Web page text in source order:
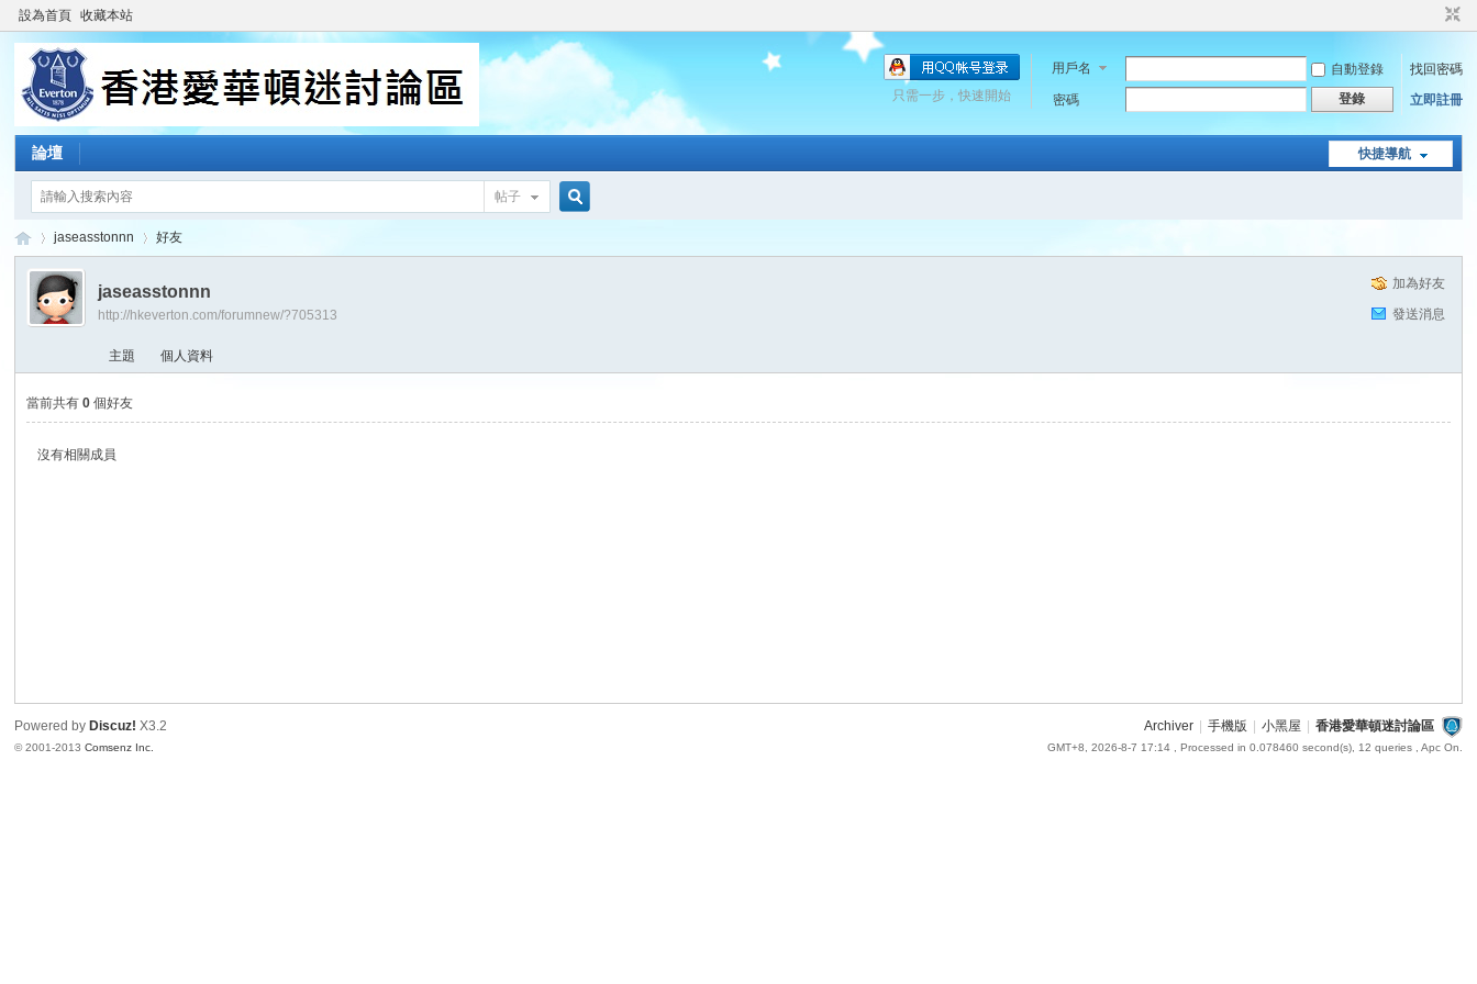
設為首頁 收藏本站
用戶名 自動登錄
找回密碼
密碼
登錄 立即註冊
只需一步，快速開始
快捷導航
論壇
帖子
›
jaseasstonnn 好友
加為好友
發送消息
jaseasstonnn
http://hkeverton.com/forumnew/?705313
主題 個人資料
當前共有0 個好友
沒有相關成員
Archiver 手機版 小黑屋 香港愛華頓迷討論區
GMT+8, 2026-8-7 17:14, Processed in 0.078460 second(s), 12 queries , Apc On.
Powered by Discuz! X3.2
© 2001-2013Comsenz Inc.